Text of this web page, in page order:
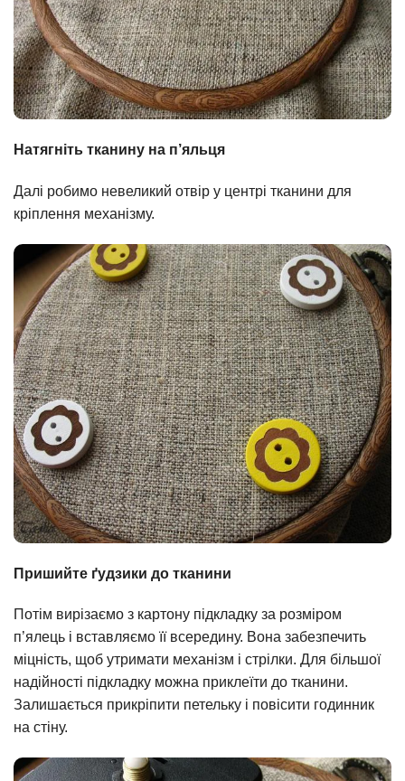
Натягніть тканину на п’яльця
Далі робимо невеликий отвір у центрі тканини для
кріплення механізму.
Пришийте ґудзики до тканини
Потім вирізаємо з картону підкладку за розміром
п’ялець і вставляємо її всередину. Вона забезпечить
міцність, щоб утримати механізм і стрілки. Для більшої
надійності підкладку можна приклеїти до тканини.
Залишається прикріпити петельку і повісити годинник
на стіну.